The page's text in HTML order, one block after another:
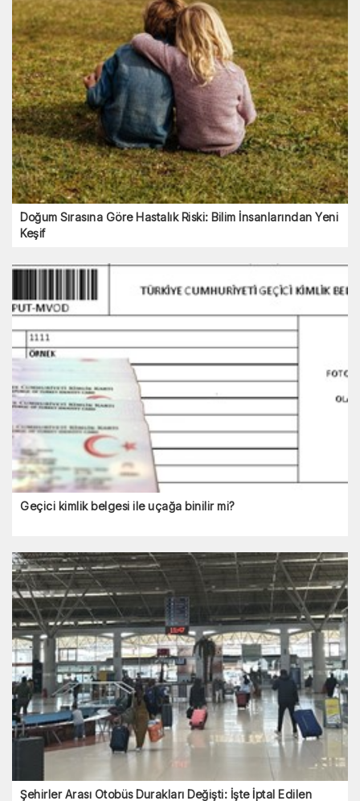
Doğum Sırasına Göre Hastalık Riski: Bilim İnsanlarından Yeni
Keşif
Geçici kimlik belgesi ile uçağa binilir mi?
Şehirler Arası Otobüs Durakları Değişti: İşte İptal Edilen